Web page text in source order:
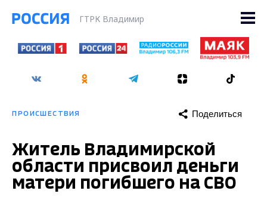
ГТРК Владимир
ПРОИСШЕСТВИЯ Поделиться
Житель Владимирской
области присвоил деньги
матери погибшего на СВО